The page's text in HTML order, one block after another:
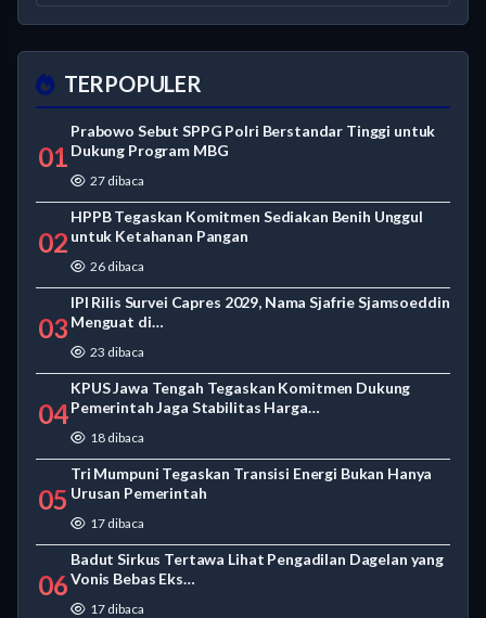
TERPOPULER
01
Prabowo Sebut SPPG Polri Berstandar Tinggi untuk
Dukung Program MBG
27 dibaca
02
HPPB Tegaskan Komitmen Sediakan Benih Unggul
untuk Ketahanan Pangan
26 dibaca
03
IPI Rilis Survei Capres 2029, Nama Sjafrie Sjamsoeddin
Menguat di…
23 dibaca
04
KPUS Jawa Tengah Tegaskan Komitmen Dukung
Pemerintah Jaga Stabilitas Harga…
18 dibaca
05
Tri Mumpuni Tegaskan Transisi Energi Bukan Hanya
Urusan Pemerintah
17 dibaca
06
Badut Sirkus Tertawa Lihat Pengadilan Dagelan yang
Vonis Bebas Eks…
17 dibaca